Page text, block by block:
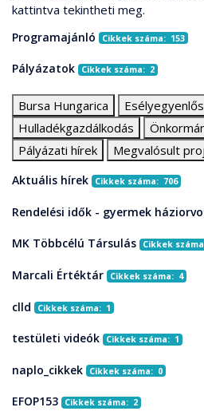
kattintva tekintheti meg.
Programajánló Cikkek száma: 153
Pályázatok Cikkek száma: 2
Bursa Hungarica
Hulladékgazdálkodás
Pályázati hírek
Megvalósult
Aktuális hírek Cikkek száma: 706
Rendelési idők - gyermek
MK Többcélú Társulás Cikkek
Marcali Értéktár Cikkek száma: 4
clld Cikkek száma: 1
testületi videók Cikkek száma: 1
naplo_cikkek Cikkek száma: 0
EFOP153 Cikkek száma: 2